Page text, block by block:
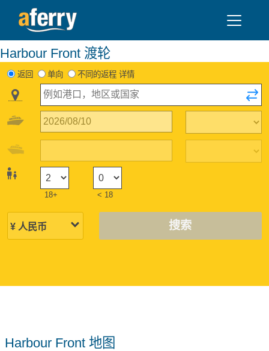
Harbour Front 渡轮
返回 单向 不同的返程 详情
18+ < 18
搜索
Harbour Front 地图